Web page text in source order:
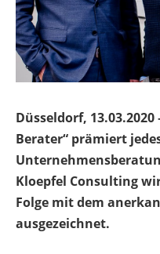
Düsseldorf,
Berater“ prämiert
Kloepfel Consulting
Folge mit dem
ausgezeichnet.